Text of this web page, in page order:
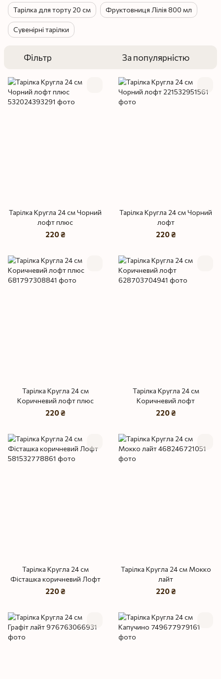
Тарілка для торту 20 см Фруктовниця Лілія 800 мл
Сувенірні тарілки
Фільтр За популярністю
Тарілка Кругла 24 см Чорний
лофт плюс
220 ₴
Тарілка Кругла 24 см Чорний
лофт
220 ₴
Тарілка Кругла 24 см
Коричневий лофт плюс
220 ₴
Тарілка Кругла 24 см
Коричневий лофт
220 ₴
Тарілка Кругла 24 см
Фісташка коричневий Лофт
220 ₴
Тарілка Кругла 24 см Мокко
лайт
220 ₴